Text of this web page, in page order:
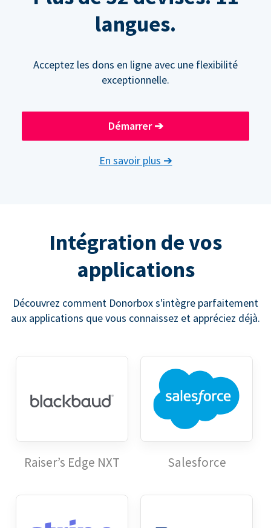
langues.
Acceptez les dons en ligne avec une flexibilité
exceptionnelle.
Démarrer➔
En savoir plus ➔
Intégration de vos
applications
Découvrez comment Donorbox s'intègre parfaitement
aux applications que vous connaissez et appréciez déjà.
Raiser’s Edge NXT Salesforce